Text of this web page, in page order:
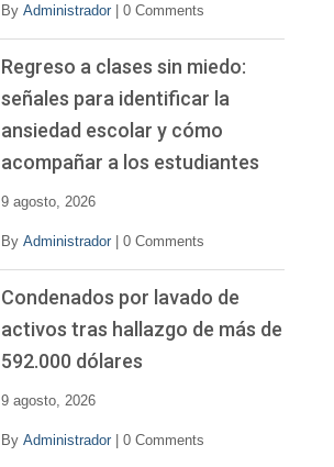
By Administrador 0 Comments
Regreso a clases sin miedo:
señales para identificar la
ansiedad escolar y cómo
acompañar a los estudiantes
9 agosto, 2026
By Administrador 0 Comments
Condenados por lavado de
activos tras hallazgo de más de
592.000 dólares
9 agosto, 2026
By Administrador 0 Comments